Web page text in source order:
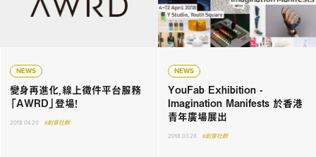
NEWS
變身再進化，線上徵件平台服務
「AWRD」登場！
2018.04.20 #創意社群
NEWS
YouFab Exhibition -
Imagination Manifests 於香港
青年廣場展出
2018.03.28 #創意社群